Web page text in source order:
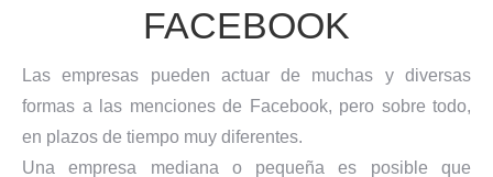
FACEBOOK
Las empresas pueden actuar de muchas y diversas
formas a las menciones de Facebook, pero sobre todo,
en plazos de tiempo muy diferentes.
Una empresa mediana o pequeña es posible que